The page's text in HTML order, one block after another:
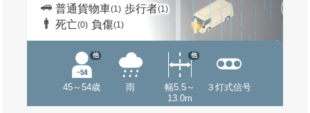
普通貨物車(1) 歩行者(1)
死亡(0) 負傷(1)
45～54歳
他
雨
幅5.5～
13.0m
他
３灯式信号